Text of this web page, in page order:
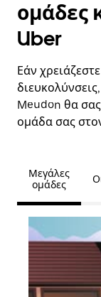
ομάδες
Uber
Εάν
Meudon θα
ομάδα σας
Μεγάλες
ομάδες